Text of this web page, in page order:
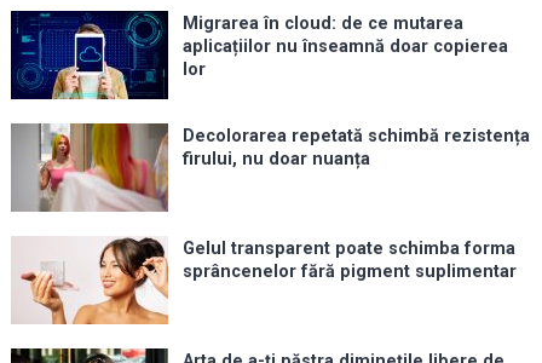
Migrarea în cloud: de ce mutarea
aplicațiilor nu înseamnă doar copierea
lor
Decolorarea repetată schimbă rezistența
firului, nu doar nuanța
Gelul transparent poate schimba forma
sprâncenelor fără pigment suplimentar